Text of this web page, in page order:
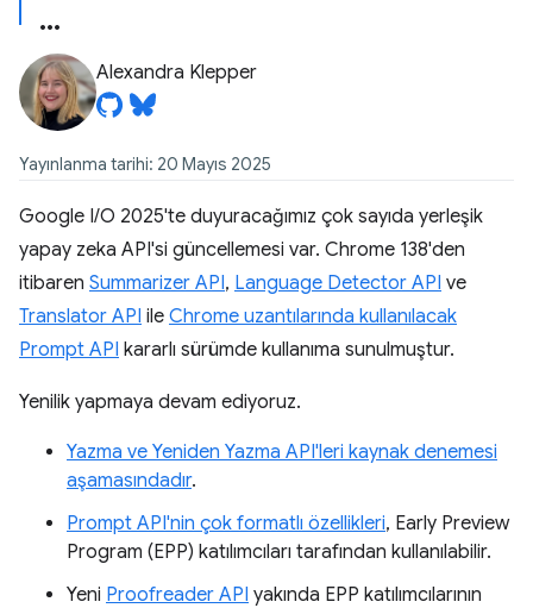
Alexandra Klepper
Yayınlanma tarihi: 20 Mayıs 2025
Google I/O 2025'te duyuracağımız çok sayıda yerleşik
yapay zeka API'si güncellemesi var. Chrome 138'den
itibaren Summarizer API, Language Detector API ve
Translator API ile Chrome uzantılarında kullanılacak
Prompt API kararlı sürümde kullanıma sunulmuştur.
Yenilik yapmaya devam ediyoruz.
Yazma ve Yeniden Yazma API'leri kaynak denemesi
aşamasındadır.
Prompt API'nin çok formatlı özellikleri, Early Preview
Program (EPP) katılımcıları tarafından kullanılabilir.
Yeni Proofreader API yakında EPP katılımcılarının